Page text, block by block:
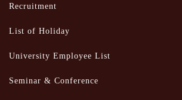
Recruitment
List of Holiday
University Employee List
Seminar & Conference